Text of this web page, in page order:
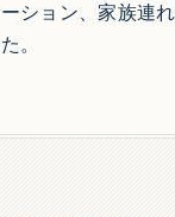
ション、家族連
。